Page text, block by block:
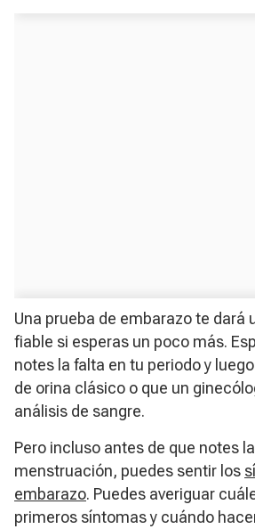
Una prueba de embarazo te dará
fiable si esperas un poco más.
notes la falta en tu periodo y
de orina clásico o que un
análisis de sangre.
Pero incluso antes de que notes
menstruación, puedes sentir los
embarazo. Puedes averiguar
primeros síntomas y cuándo